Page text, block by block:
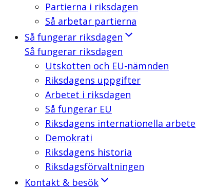
Partierna i riksdagen
Så arbetar partierna
Så fungerar riksdagen
Så fungerar riksdagen
Utskotten och EU-nämnden
Riksdagens uppgifter
Arbetet i riksdagen
Så fungerar EU
Riksdagens internationella arbete
Demokrati
Riksdagens historia
Riksdagsförvaltningen
Kontakt & besök